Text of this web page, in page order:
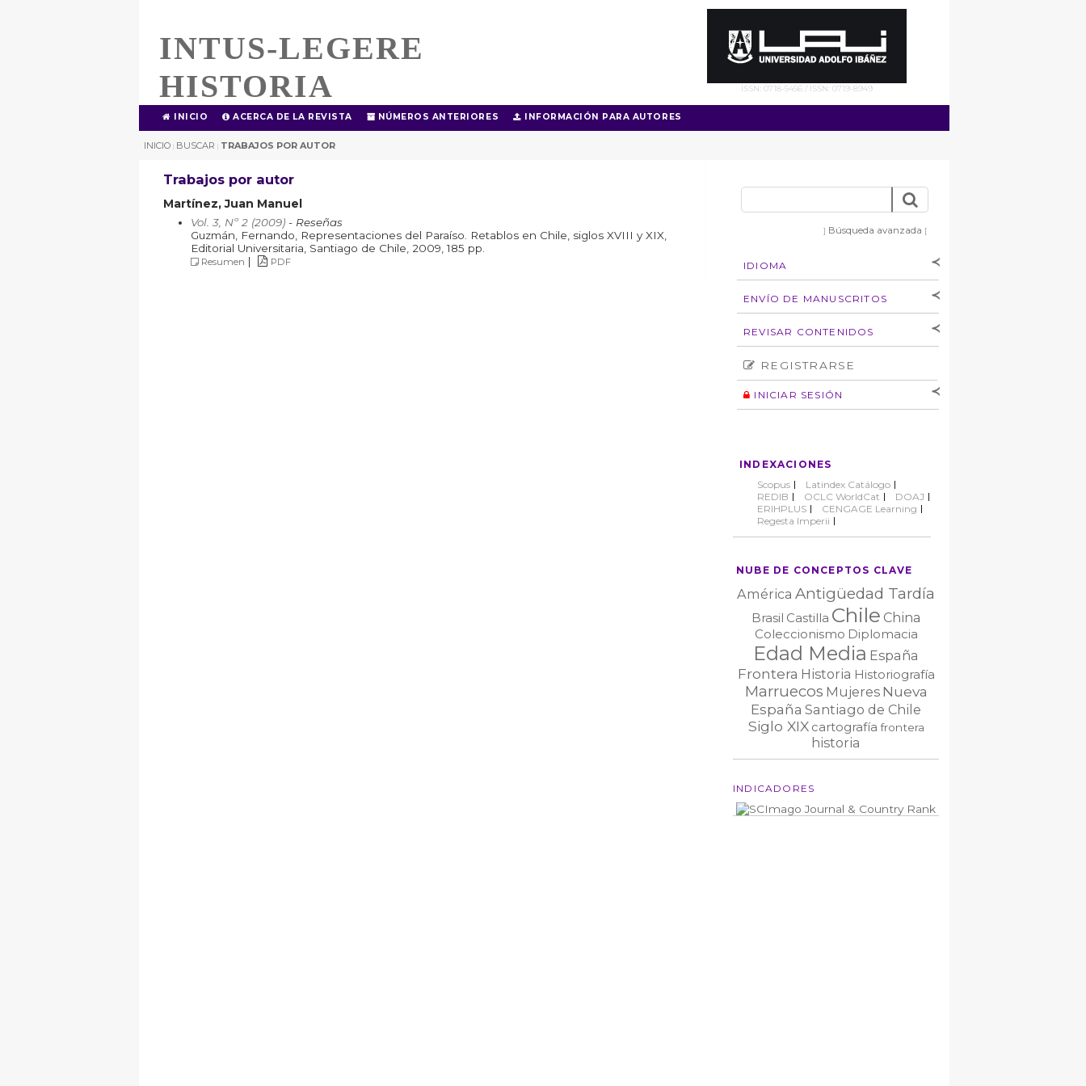
INTUS-LEGERE
HISTORIA
ISSN: 0718-5456 / ISSN: 0719-8949
INICIO ACERCA DE LA REVISTA NÚMEROS ANTERIORES INFORMACIÓN PARA AUTORES
INICIO | BUSCAR | TRABAJOS POR AUTOR
] Búsqueda avanzada [
IDIOMA
[Español ] [English]
ENVÍO DE MANUSCRITOS
autores
Derechos de autoría
Normas éticas
REVISAR CONTENIDOS
Número
Autor
REGISTRARSE
INICIAR SESIÓN
INDEXACIONES
Scopus
Latindex Catálogo
REDIB
OCLC WorldCat
DOAJ
ERIHPLUS
CENGAGE Learning
Regesta Imperii
NUBE DE CONCEPTOS CLAVE
América Antigüedad Tardía
Brasil Castilla Chile China
Coleccionismo Diplomacia
Edad Media España
Frontera Historia Historiografía
Marruecos Mujeres Nueva
España Santiago de Chile
Siglo XIX cartografía frontera
historia
INDICADORES
Trabajos por autor
Martínez, Juan Manuel
Vol. 3, Nº 2 (2009)- Reseñas
Guzmán, Fernando, Representaciones del Paraíso. Retablos en Chile, siglos XVIII y XIX,
Editorial Universitaria, Santiago de Chile, 2009, 185 pp.
Resumen | PDF